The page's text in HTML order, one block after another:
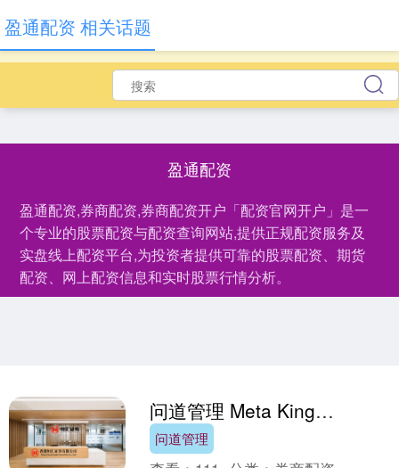
盈通配资
盈通配资,券商配资,券商配资开户「配资官网开户」是一
个专业的股票配资与配资查询网站,提供正规配资服务及
实盘线上配资平台,为投资者提供可靠的股票配资、期货
配资、网上配资信息和实时股票行情分析。
盈通配资 相关话题
问道管理 Meta Kingdom 正式全球亮相，JU 生态旗舰 GameFi 平台重塑链游新范式
问道管理